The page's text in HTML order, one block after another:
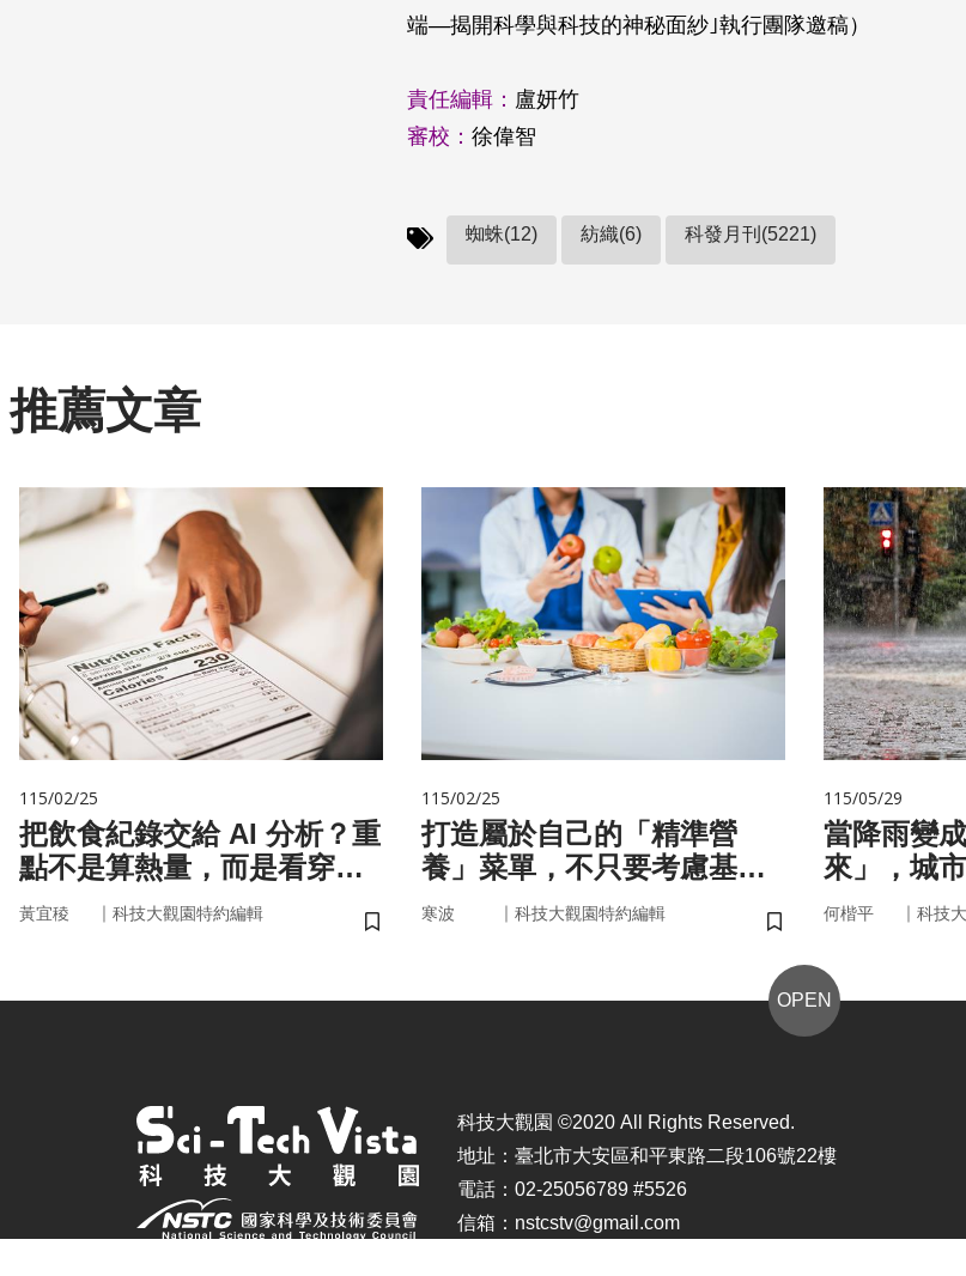
端―揭開科學與科技的神秘面紗｣執行團隊邀稿）
責任編輯： 盧妍竹
審校： 徐偉智
蜘蛛(12) 紡織(6) 科發月刊(5221)
推薦文章
115/02/25
把飲食紀錄交給 AI 分析？重
點不是算熱量，而是看穿你
的「飲食習慣」
黃宜稜 ｜ 科技大觀園特約編輯
儲存書籤
115/02/25
打造屬於自己的「精準營
養」菜單，不只要考慮基
因，關鍵更在腸道微生物
寒波 ｜ 科技大觀園特約編輯
儲存書籤
115/05/29
當降雨變
來」，城
即時應變？
何楷平 ｜ 科技
OPEN
科技大觀園 ©2020 All Rights Reserved.
地址：臺北市大安區和平東路二段106號22樓
電話：02-25056789 #5526
信箱：nstcstv@gmail.com